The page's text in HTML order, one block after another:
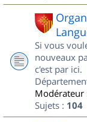
Si vous
nouveaux
c'est par ici.
Modérateur
Sujets : 104